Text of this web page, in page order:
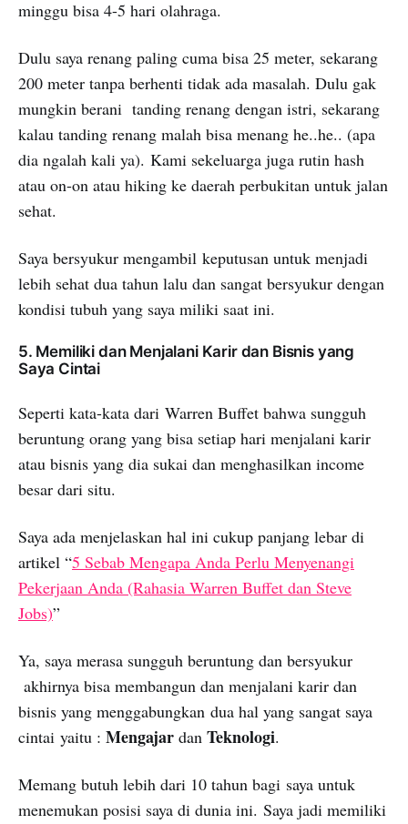
minggu bisa 4-5 hari olahraga.
Dulu saya renang paling cuma bisa 25 meter, sekarang
200 meter tanpa berhenti tidak ada masalah. Dulu gak
mungkin berani tanding renang dengan istri, sekarang
kalau tanding renang malah bisa menang he..he.. (apa
dia ngalah kali ya). Kami sekeluarga juga rutin hash
atau on-on atau hiking ke daerah perbukitan untuk jalan
sehat.
Saya bersyukur mengambil keputusan untuk menjadi
lebih sehat dua tahun lalu dan sangat bersyukur dengan
kondisi tubuh yang saya miliki saat ini.
5. Memiliki dan Menjalani Karir dan Bisnis yang
Saya Cintai
Seperti kata-kata dari Warren Buffet bahwa sungguh
beruntung orang yang bisa setiap hari menjalani karir
atau bisnis yang dia sukai dan menghasilkan income
besar dari situ.
Saya ada menjelaskan hal ini cukup panjang lebar di
artikel “5 Sebab Mengapa Anda Perlu Menyenangi
Pekerjaan Anda (Rahasia Warren Buffet dan Steve
Jobs)”
Ya, saya merasa sungguh beruntung dan bersyukur
akhirnya bisa membangun dan menjalani karir dan
bisnis yang menggabungkan dua hal yang sangat saya
cintai yaitu : Mengajar dan Teknologi.
Memang butuh lebih dari 10 tahun bagi saya untuk
menemukan posisi saya di dunia ini. Saya jadi memiliki